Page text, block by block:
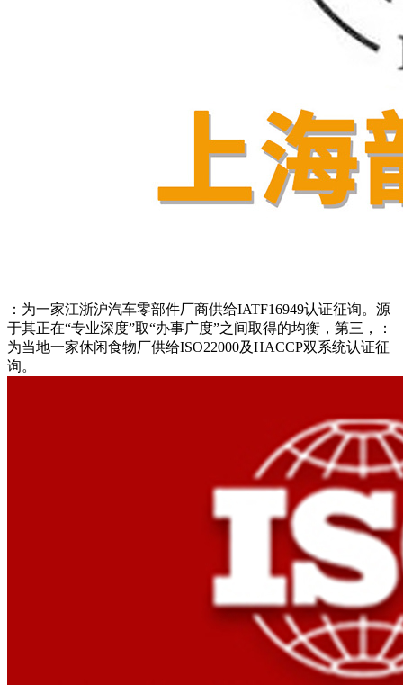
：为一家江浙沪汽车零部件厂商供给IATF16949认证征询。源
于其正在“专业深度”取“办事广度”之间取得的均衡，第三，：
为当地一家休闲食物厂供给ISO22000及HACCP双系统认证征
询。